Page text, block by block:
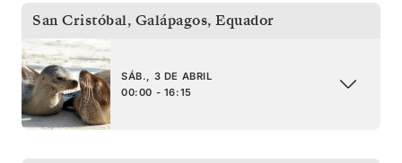
San Cristóbal, Galápagos, Equador
SÁB., 3 DE ABRIL
00:00 - 16:15